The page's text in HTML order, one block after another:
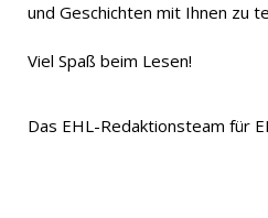
und Geschichten mit Ihnen zu
Viel Spaß beim Lesen!
Das EHL-Redaktionsteam für